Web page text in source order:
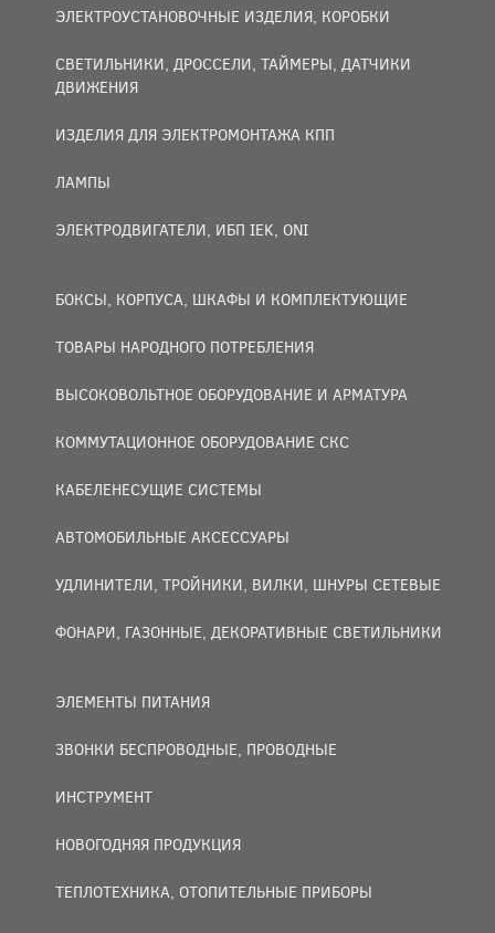
ЭЛЕКТРОУСТАНОВОЧНЫЕ ИЗДЕЛИЯ, КОРОБКИ
СВЕТИЛЬНИКИ, ДРОССЕЛИ, ТАЙМЕРЫ, ДАТЧИКИ
ДВИЖЕНИЯ
ИЗДЕЛИЯ ДЛЯ ЭЛЕКТРОМОНТАЖА КПП
ЛАМПЫ
ЭЛЕКТРОДВИГАТЕЛИ, ИБП IEK, ONI
БОКСЫ, КОРПУСА, ШКАФЫ И КОМПЛЕКТУЮЩИЕ
ТОВАРЫ НАРОДНОГО ПОТРЕБЛЕНИЯ
ВЫСОКОВОЛЬТНОЕ ОБОРУДОВАНИЕ И АРМАТУРА
КОММУТАЦИОННОЕ ОБОРУДОВАНИЕ СКС
КАБЕЛЕНЕСУЩИЕ СИСТЕМЫ
АВТОМОБИЛЬНЫЕ АКСЕССУАРЫ
УДЛИНИТЕЛИ, ТРОЙНИКИ, ВИЛКИ, ШНУРЫ СЕТЕВЫЕ
ФОНАРИ, ГАЗОННЫЕ, ДЕКОРАТИВНЫЕ СВЕТИЛЬНИКИ
ЭЛЕМЕНТЫ ПИТАНИЯ
ЗВОНКИ БЕСПРОВОДНЫЕ, ПРОВОДНЫЕ
ИНСТРУМЕНТ
НОВОГОДНЯЯ ПРОДУКЦИЯ
ТЕПЛОТЕХНИКА, ОТОПИТЕЛЬНЫЕ ПРИБОРЫ